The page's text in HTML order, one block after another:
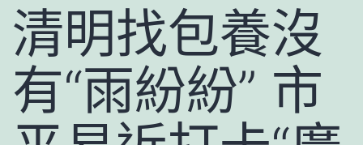
清明找包養沒
有“雨紛紛” 市